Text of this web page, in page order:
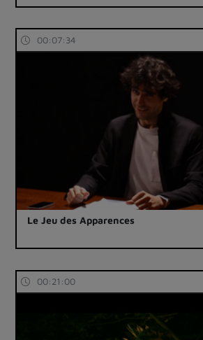
00:07:34
Le Jeu des Apparences
00:21:00